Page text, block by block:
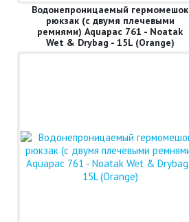
Водонепроницаемый гермомешок
рюкзак (с двумя плечевыми
ремнями) Aquapac 761 - Noatak
Wet & Drybag - 15L (Orange)